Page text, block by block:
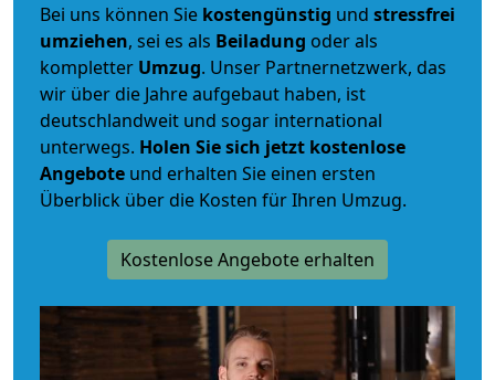
Bei uns können Sie kostengünstig und stressfrei
umziehen, sei es als Beiladung oder als
kompletter Umzug. Unser Partnernetzwerk, das
wir über die Jahre aufgebaut haben, ist
deutschlandweit und sogar international
unterwegs. Holen Sie sich jetzt kostenlose
Angebote und erhalten Sie einen ersten
Überblick über die Kosten für Ihren Umzug.
Kostenlose Angebote erhalten